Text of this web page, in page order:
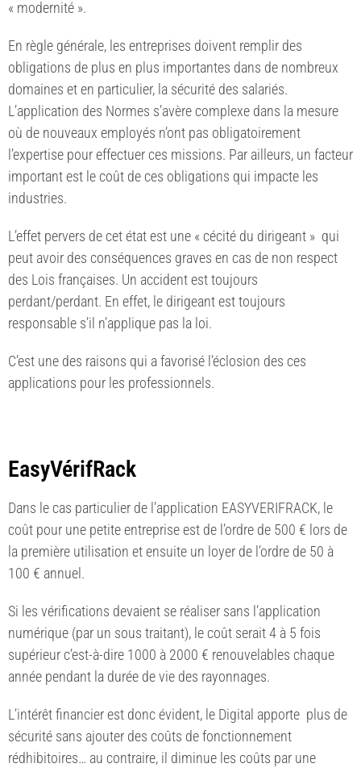
« modernité ».
En règle générale, les entreprises doivent remplir des
obligations de plus en plus importantes dans de nombreux
domaines et en particulier, la sécurité des salariés.
L’application des Normes s’avère complexe dans la mesure
où de nouveaux employés n’ont pas obligatoirement
l’expertise pour effectuer ces missions. Par ailleurs, un facteur
important est le coût de ces obligations qui impacte les
industries.
L’effet pervers de cet état est une « cécité du dirigeant » qui
peut avoir des conséquences graves en cas de non respect
des Lois françaises. Un accident est toujours
perdant/perdant. En effet, le dirigeant est toujours
responsable s’il n’applique pas la loi.
C’est une des raisons qui a favorisé l’éclosion des ces
applications pour les professionnels.
EasyVérifRack
Dans le cas particulier de l’application EASYVERIFRACK, le
coût pour une petite entreprise est de l’ordre de 500 € lors de
la première utilisation et ensuite un loyer de l’ordre de 50 à
100 € annuel.
Si les vérifications devaient se réaliser sans l’application
numérique (par un sous traitant), le coût serait 4 à 5 fois
supérieur c’est-à-dire 1000 à 2000 € renouvelables chaque
année pendant la durée de vie des rayonnages.
L’intérêt financier est donc évident, le Digital apporte plus de
sécurité sans ajouter des coûts de fonctionnement
rédhibitoires… au contraire, il diminue les coûts par une